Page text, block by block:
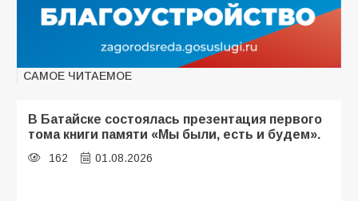
САМОЕ ЧИТАЕМОЕ
В Батайске состоялась презентация первого
тома книги памяти «Мы были, есть и будем».
162 01.08.2026